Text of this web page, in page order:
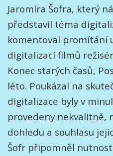
Jaromíra Šofra, který
představil téma
komentoval promítání
digitalizací filmů
Konec starých časů,
léto. Poukázal na
digitalizace byly v
provedeny nekvalitně,
dohledu a souhlasu
Šofr připomněl